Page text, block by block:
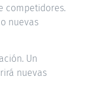
competidores.
nuevas
Un
nuevas